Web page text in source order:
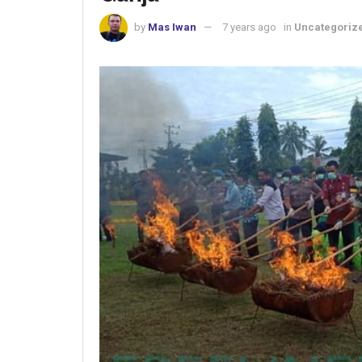
by Mas Iwan 7 years ago in